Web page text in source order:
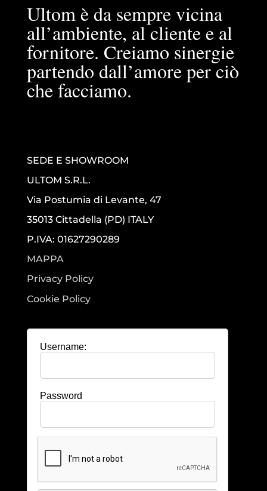
Ultom è da sempre vicina
all’ambiente, al cliente e al
fornitore. Creiamo sinergie
partendo dall’amore per ciò
che facciamo.
SEDE E SHOWROOM
ULTOM S.R.L.
Via Postumia di Levante, 47
35013 Cittadella (PD) ITALY
P.IVA: 01627290289
MAPPA
Privacy Policy
Cookie Policy
Username:
Password